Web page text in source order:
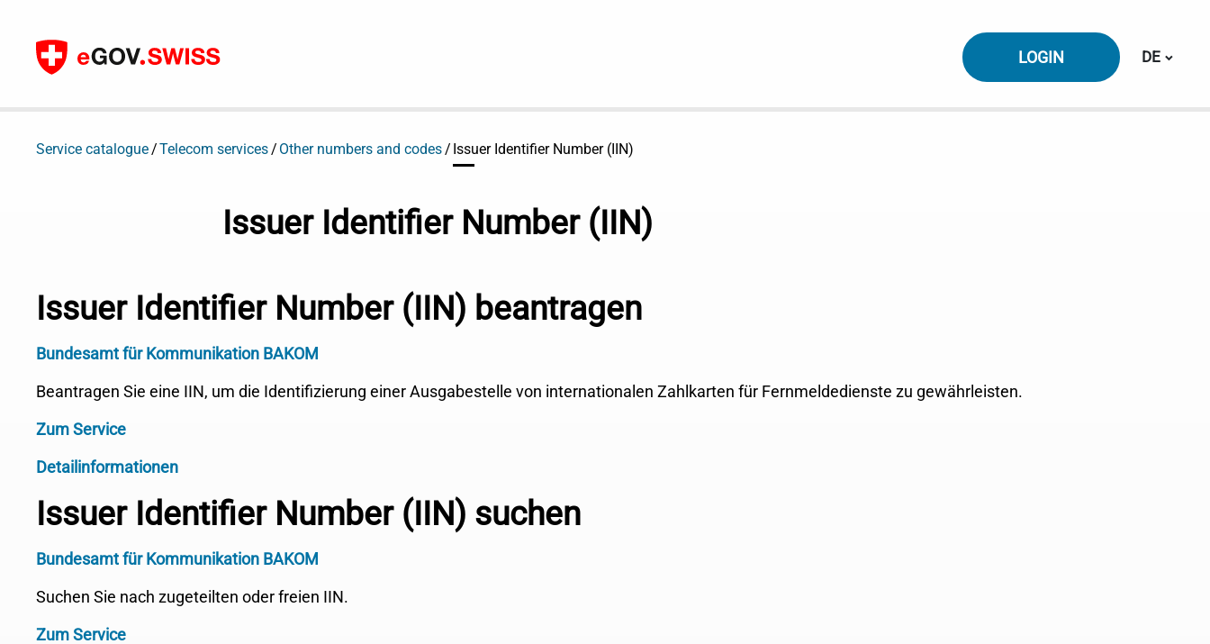
Zum Inhalt
LOGIN Sprache
DE
Service catalogue Telecom services Other numbers and codes Issuer Identifier Number (IIN)
Issuer Identifier Number (IIN)
Issuer Identifier Number (IIN) beantragen
Bundesamt für Kommunikation BAKOM
Beantragen Sie eine IIN, um die Identifizierung einer Ausgabestelle von internationalen Zahlkarten für Fernmeldedienste zu gewährleisten.
Zum Service
Detailinformationen
Issuer Identifier Number (IIN) suchen
Bundesamt für Kommunikation BAKOM
Suchen Sie nach zugeteilten oder freien IIN.
Zum Service